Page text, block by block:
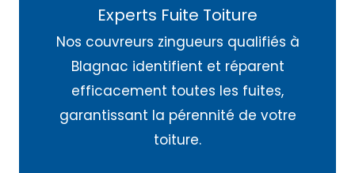
Experts Fuite Toiture
Nos couvreurs zingueurs qualifiés à
Blagnac identifient et réparent
efficacement toutes les fuites,
garantissant la pérennité de votre
toiture.